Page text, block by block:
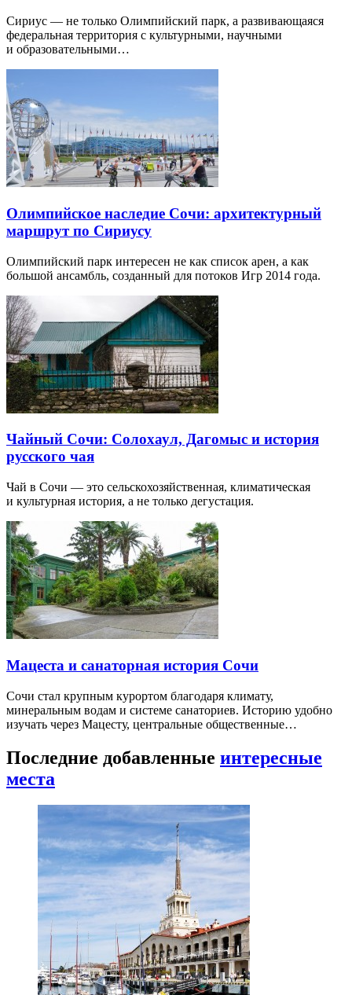
Сириус — не только Олимпийский парк, а развивающаяся
федеральная территория с культурными, научными
и образовательными…
Олимпийское наследие Сочи: архитектурный
маршрут по Сириусу
Олимпийский парк интересен не как список арен, а как
большой ансамбль, созданный для потоков Игр 2014 года.
Чайный Сочи: Солохаул, Дагомыс и история
русского чая
Чай в Сочи — это сельскохозяйственная, климатическая
и культурная история, а не только дегустация.
Мацеста и санаторная история Сочи
Сочи стал крупным курортом благодаря климату,
минеральным водам и системе санаториев. Историю удобно
изучать через Мацесту, центральные общественные…
Последние добавленные интересные
места